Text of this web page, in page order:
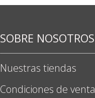
SOBRE NOSOTROS
Nuestras tiendas
Condiciones de venta